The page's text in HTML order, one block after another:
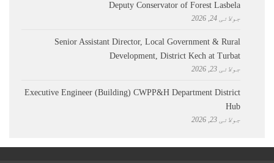
Deputy Conservator of Forest Lasbela
جولائی 24, 2026
Senior Assistant Director, Local Government & Rural
Development, District Kech at Turbat
جولائی 23, 2026
Executive Engineer (Building) CWPP&H Department District
Hub
جولائی 23, 2026